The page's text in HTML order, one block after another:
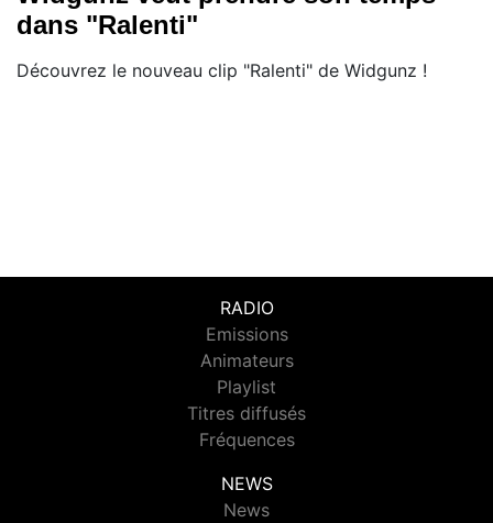
dans "Ralenti"
Découvrez le nouveau clip "Ralenti" de Widgunz !
RADIO
Emissions
Animateurs
Playlist
Titres diffusés
Fréquences
NEWS
News